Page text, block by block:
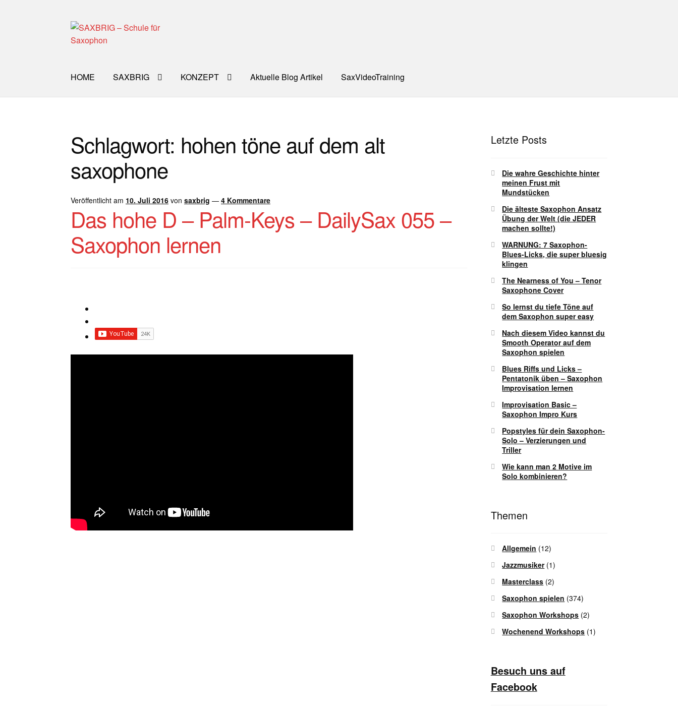
Zur
Navigation
Zum
Inhalt
HOME SAXBRIG KONZEPT Aktuelle Blog Artikel SaxVideoTraining
Impro Basic – Download PDF + mp3 INFOS Kooperation/Partner PREISE Test Seite Unterrichtsbedingungen (AGBs)
ÜBER UNS
Schlagwort: hohen töne auf dem alt
saxophone
Veröffentlicht am 10. Juli 2016 vonsaxbrig —4 Kommentare
Das hohe D – Palm-Keys – DailySax 055 –
Saxophon lernen
Letzte Posts
Die wahre Geschichte hinter
meinen Frust mit
Mundstücken
Die älteste Saxophon Ansatz
Übung der Welt (die JEDER
machen sollte!)
WARNUNG: 7 Saxophon-
Blues-Licks, die super bluesig
klingen
The Nearness of You – Tenor
Saxophone Cover
So lernst du tiefe Töne auf
dem Saxophon super easy
Nach diesem Video kannst du
Smooth Operator auf dem
Saxophon spielen
Blues Riffs und Licks –
Pentatonik üben – Saxophon
Improvisation lernen
Improvisation Basic –
Saxophon Impro Kurs
Popstyles für dein Saxophon-
Solo – Verzierungen und
Triller
Wie kann man 2 Motive im
Solo kombinieren?
Themen
Allgemein (12)
Jazzmusiker(1)
Masterclass (2)
Saxophon spielen (374)
Saxophon Workshops (2)
Wochenend Workshops (1)
Besuch uns auf
Facebook